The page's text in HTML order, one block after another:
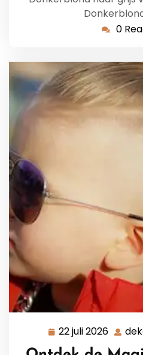
0
22 juli 2026 22
juli